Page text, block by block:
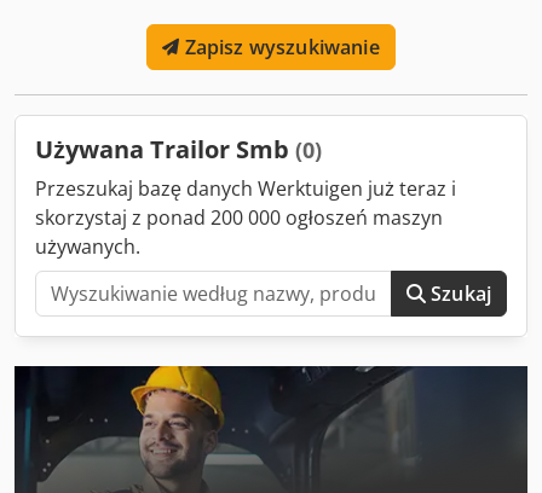
Zapisz wyszukiwanie
Używana Trailor Smb (0)
Przeszukaj bazę danych Werktuigen już teraz i
skorzystaj z ponad 200 000 ogłoszeń maszyn
używanych.
Szukaj